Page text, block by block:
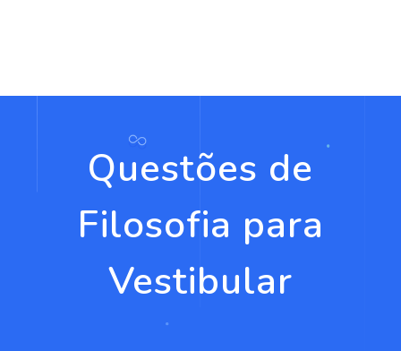
Questões de
Filosofia para
Vestibular